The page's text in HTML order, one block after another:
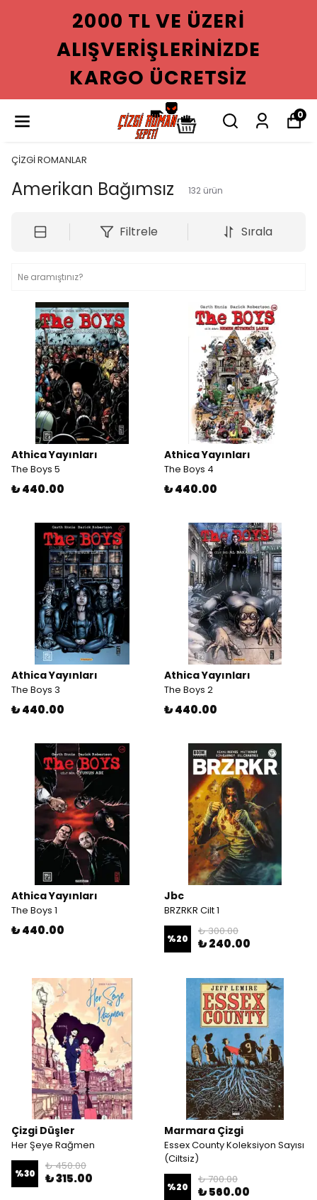
2000 TL VE ÜZERI
ALIŞVERIŞLERINIZDE
KARGO ÜCRETSIZ
0
ÇİZGİ ROMANLAR
Amerikan Bağımsız 132 ürün
Filtrele Sırala
Athica Yayınları
The Boys 5
₺ 440.00
Athica Yayınları
The Boys 4
₺ 440.00
Athica Yayınları
The Boys 3
₺ 440.00
Athica Yayınları
The Boys 2
₺ 440.00
Athica Yayınları
The Boys 1
₺ 440.00
Jbc
BRZRKR Cilt 1
%20
₺ 300.00
₺ 240.00
Çizgi Düşler
Her Şeye Rağmen
%30
₺ 450.00
₺ 315.00
Marmara Çizgi
Essex County Koleksiyon Sayısı
(Ciltsiz)
%20
₺ 700.00
₺ 560.00